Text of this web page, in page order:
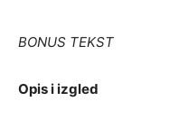
BONUS TEKST
Opis i izgled